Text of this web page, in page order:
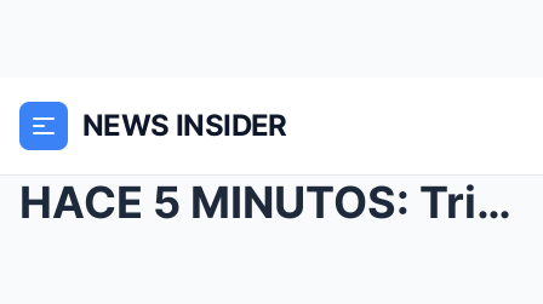
NEWS INSIDER
HACE 5 MINUTOS: Triste y desgarrador final de Ampa...